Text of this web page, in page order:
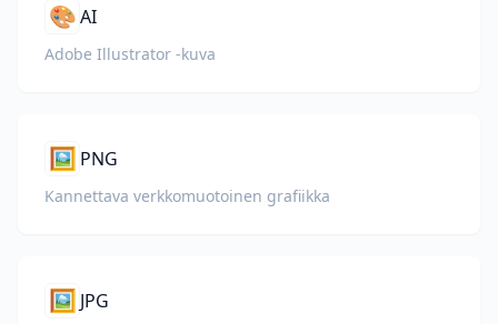
🎨AI
Adobe Illustrator -kuva
🖼️ PNG
Kannettava verkkomuotoinen grafiikka
🖼️ JPG